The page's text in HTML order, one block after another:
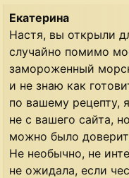
Екатерина
Настя, вы открыли
случайно помимо
замороженный
и не знаю как
по вашему рецепту,
не с вашего сайта,
можно было
Не необычно, не
не ожидала, если